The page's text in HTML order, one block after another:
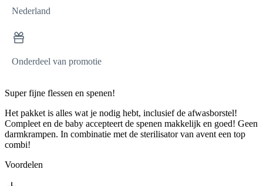
Nederland
Onderdeel van promotie
Super fijne flessen en spenen!
Het pakket is alles wat je nodig hebt, inclusief de afwasborstel!
Compleet en de baby accepteert de spenen makkelijk en goed! Geen
darmkrampen. In combinatie met de sterilisator van avent een top
combi!
Voordelen